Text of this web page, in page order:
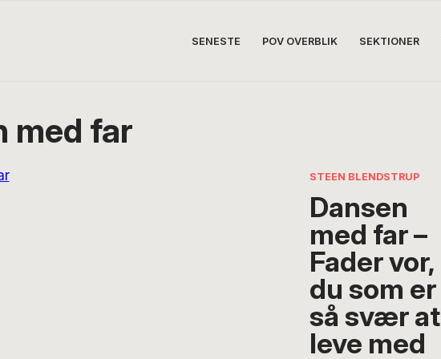
SENESTE POV OVERBLIK SEKTIONER
med far
STEEN BLENDSTRUP
Dansen
med far –
Fader vor,
du som er
så svær at
leve med